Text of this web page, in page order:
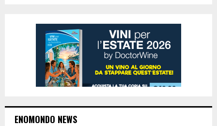
ENOMONDO NEWS